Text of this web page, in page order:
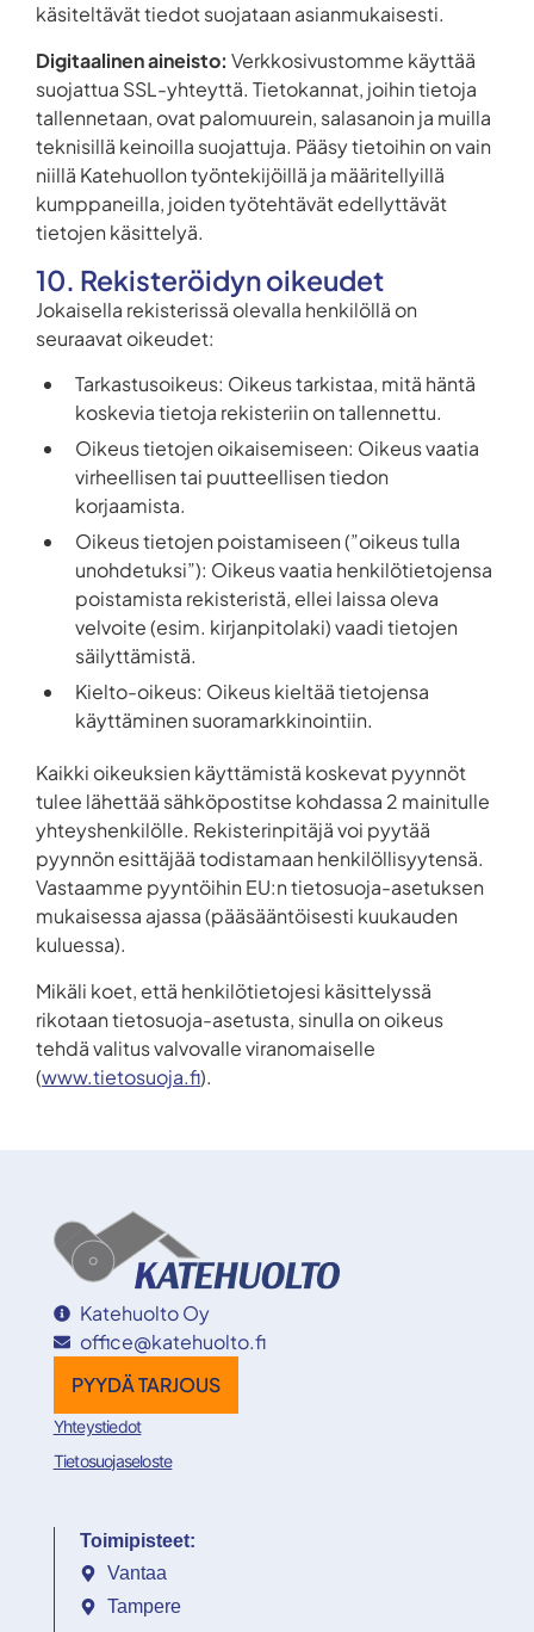
käsiteltävät tiedot suojataan asianmukaisesti.
Digitaalinen aineisto: Verkkosivustomme käyttää
suojattua SSL-yhteyttä. Tietokannat, joihin tietoja
tallennetaan, ovat palomuurein, salasanoin ja muilla
teknisillä keinoilla suojattuja. Pääsy tietoihin on vain
niillä Katehuollon työntekijöillä ja määritellyillä
kumppaneilla, joiden työtehtävät edellyttävät
tietojen käsittelyä.
10. Rekisteröidyn oikeudet
Jokaisella rekisterissä olevalla henkilöllä on
seuraavat oikeudet:
Tarkastusoikeus: Oikeus tarkistaa, mitä häntä
koskevia tietoja rekisteriin on tallennettu.
Oikeus tietojen oikaisemiseen: Oikeus vaatia
virheellisen tai puutteellisen tiedon
korjaamista.
Oikeus tietojen poistamiseen (”oikeus tulla
unohdetuksi”): Oikeus vaatia henkilötietojensa
poistamista rekisteristä, ellei laissa oleva
velvoite (esim. kirjanpitolaki) vaadi tietojen
säilyttämistä.
Kielto-oikeus: Oikeus kieltää tietojensa
käyttäminen suoramarkkinointiin.
Kaikki oikeuksien käyttämistä koskevat pyynnöt
tulee lähettää sähköpostitse kohdassa 2 mainitulle
yhteyshenkilölle. Rekisterinpitäjä voi pyytää
pyynnön esittäjää todistamaan henkilöllisyytensä.
Vastaamme pyyntöihin EU:n tietosuoja-asetuksen
mukaisessa ajassa (pääsääntöisesti kuukauden
kuluessa).
Mikäli koet, että henkilötietojesi käsittelyssä
rikotaan tietosuoja-asetusta, sinulla on oikeus
tehdä valitus valvovalle viranomaiselle
(www.tietosuoja.fi).
Katehuolto Oy
office@katehuolto.fi
PYYDÄ TARJOUS
Yhteystiedot
Tietosuojaseloste
Toimipisteet:
Vantaa
Tampere